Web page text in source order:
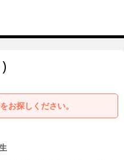
お探しください。